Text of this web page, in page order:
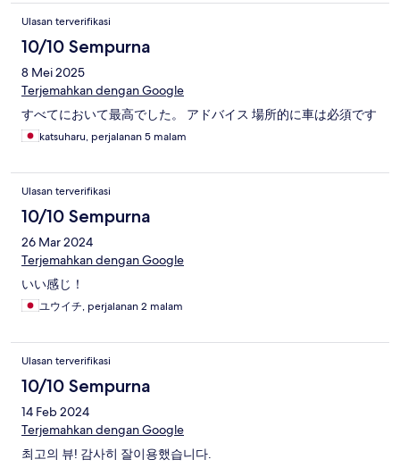
Ulasan terverifikasi
10/10 Sempurna
8 Mei 2025
Terjemahkan dengan Google
すべてにおいて最高でした。 アドバイス 場所的に車は必須です
katsuharu, perjalanan 5 malam
Ulasan terverifikasi
10/10 Sempurna
26 Mar 2024
Terjemahkan dengan Google
いい感じ！
ユウイチ, perjalanan 2 malam
Ulasan terverifikasi
10/10 Sempurna
14 Feb 2024
Terjemahkan dengan Google
최고의 뷰! 감사히 잘이용했습니다.